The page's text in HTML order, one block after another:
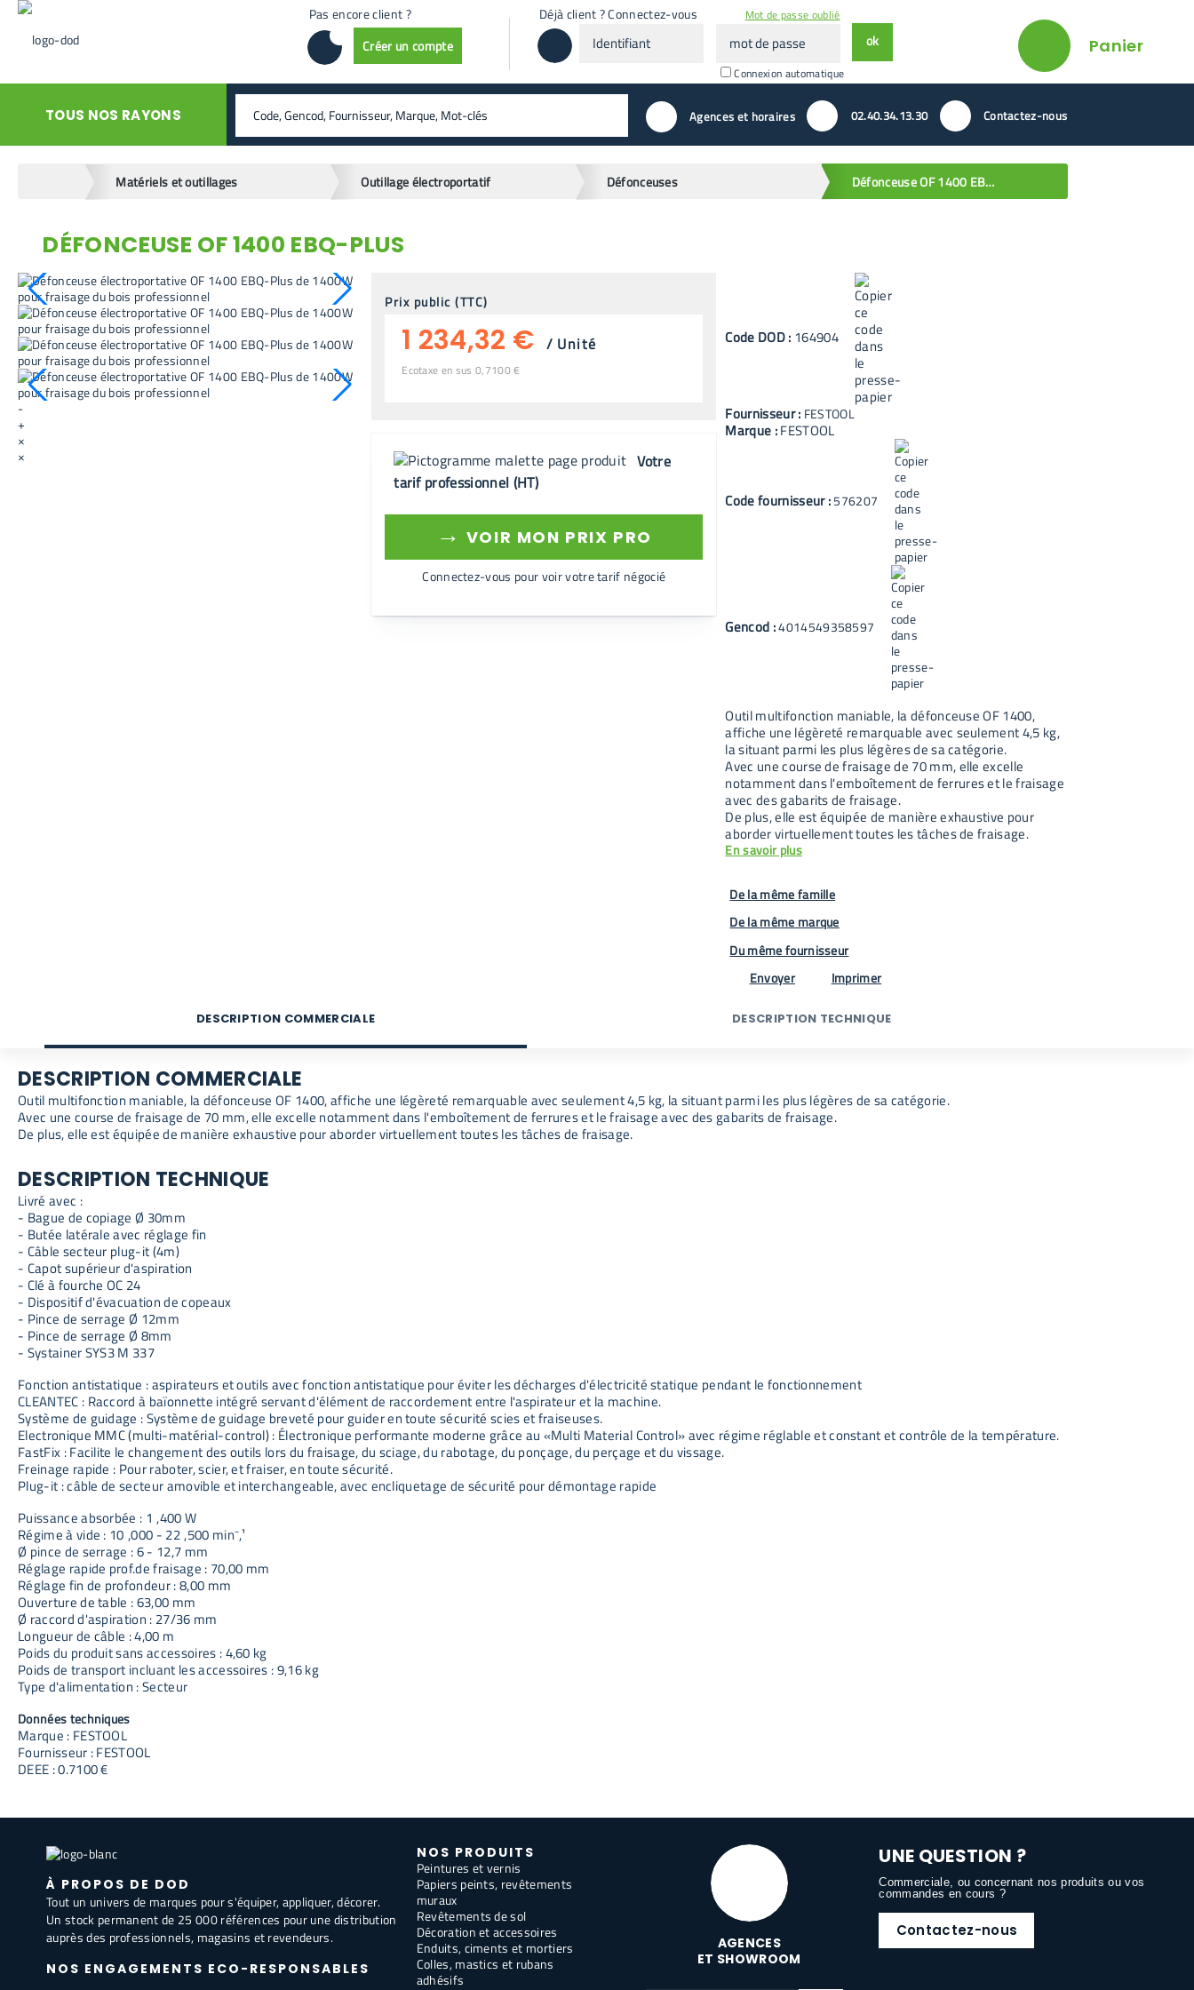
Pas encore client ?
Créer un compte
Déjà client ? Connectez-vous
passeConnexion automatique
Mot de passe oublié
ok Panier
TOUS NOS RAYONS rechercher valider Agences et horaires 02.40.34.13.30 Contactez-nous
Matériels et outillages Outillage électroportatif Défonceuses Défonceuse OF 1400 EBQ-Plus
retour en arrière
DÉFONCEUSE OF 1400 EBQ-PLUS
-
+
×
×
Prix public (TTC)
1 234,32 € / Unité
Ecotaxe en sus 0,7100 €
Votre
tarif professionnel (HT)
→ VOIR MON PRIX PRO
Connectez-vous pour voir votre tarif négocié
Code DOD: 164904
Fournisseur : FESTOOL
Marque :FESTOOL
Code fournisseur :576207
Gencod :4014549358597
Outil multifonction maniable, la défonceuse OF 1400,
affiche une légèreté remarquable avec seulement 4,5 kg,
la situant parmi les plus légères de sa catégorie.
Avec une course de fraisage de 70 mm, elle excelle
notamment dans l'emboîtement de ferrures et le fraisage
avec des gabarits de fraisage.
De plus, elle est équipée de manière exhaustive pour
aborder virtuellement toutes les tâches de fraisage.
En savoir plus
De la même famille
De la même marque
Du même fournisseur
Envoyer
Imprimer
DESCRIPTION COMMERCIALE DESCRIPTION TECHNIQUE
DESCRIPTION COMMERCIALE
Outil multifonction maniable, la défonceuse OF 1400, affiche une légèreté remarquable avec seulement 4,5 kg, la situant parmi les plus légères de sa catégorie.
Avec une course de fraisage de 70 mm, elle excelle notamment dans l'emboîtement de ferrures et le fraisage avec des gabarits de fraisage.
De plus, elle est équipée de manière exhaustive pour aborder virtuellement toutes les tâches de fraisage.
DESCRIPTION TECHNIQUE
Livré avec :
- Bague de copiage Ø 30mm
- Butée latérale avec réglage fin
- Câble secteur plug-it (4m)
- Capot supérieur d'aspiration
- Clé à fourche OC 24
- Dispositif d'évacuation de copeaux
- Pince de serrage Ø 12mm
- Pince de serrage Ø 8mm
- Systainer SYS3 M 337
Fonction antistatique : aspirateurs et outils avec fonction antistatique pour éviter les décharges d'électricité statique pendant le fonctionnement
CLEANTEC : Raccord à baïonnette intégré servant d'élément de raccordement entre l'aspirateur et la machine.
Système de guidage : Système de guidage breveté pour guider en toute sécurité scies et fraiseuses.
Electronique MMC (multi-matérial-control) : Électronique performante moderne grâce au «Multi Material Control» avec régime réglable et constant et contrôle de la température.
FastFix : Facilite le changement des outils lors du fraisage, du sciage, du rabotage, du ponçage, du perçage et du vissage.
Freinage rapide : Pour raboter, scier, et fraiser, en toute sécurité.
Plug-it : câble de secteur amovible et interchangeable, avec encliquetage de sécurité pour démontage rapide
Puissance absorbée : 1 ,400 W
Régime à vide : 10 ,000 - 22 ,500 min⁻,¹
Ø pince de serrage : 6 - 12,7 mm
Réglage rapide prof.de fraisage : 70,00 mm
Réglage fin de profondeur : 8,00 mm
Ouverture de table : 63,00 mm
Ø raccord d'aspiration : 27/36 mm
Longueur de câble : 4,00 m
Poids du produit sans accessoires : 4,60 kg
Poids de transport incluant les accessoires : 9,16 kg
Type d'alimentation : Secteur
Données techniques
Marque : FESTOOL
Fournisseur : FESTOOL
DEEE : 0.7100 €
À PROPOS DE DOD
Tout un univers de marques pour s'équiper, appliquer, décorer.
Un stock permanent de 25 000 références pour une distribution
auprès des professionnels, magasins et revendeurs.
NOS ENGAGEMENTS ECO-RESPONSABLES
NOS PRODUITS
Peintures et vernis
Papiers peints, revêtements
muraux
Revêtements de sol
Décoration et accessoires
Enduits, ciments et mortiers
Colles, mastics et rubans
adhésifs
AGENCES
ET SHOWROOM
UNE QUESTION ?
Commerciale, ou concernant nos produits ou vos
commandes en cours ?
Contactez-nous